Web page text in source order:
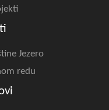
Jezero
redu